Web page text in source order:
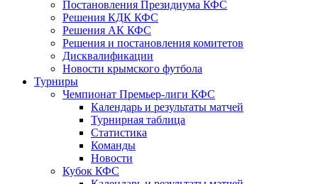
Постановления Президиума КФС
Решения КДК КФС
Решения АК КФС
Решения и постановления комитетов
Дисквалификации
Новости крымского футбола
Турниры
Чемпионат Премьер-лиги КФС
Календарь и результаты матчей
Турнирная таблица
Статистика
Команды
Новости
Кубок КФС